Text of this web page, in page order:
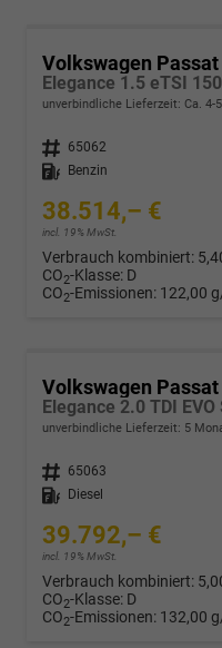
Volkswagen
Elegance 1.5 eTSI
unverbindliche Lieferzeit: Ca. 4-
Fahrzeugnr. 65062
Kraftstoff
Benzin
38.514,– €
incl. 19% MwSt.
Verbrauch kombiniert:
CO2-Klasse: D
CO2-Emissionen: 122,00
Volkswagen
unverbindliche Lieferzeit: 5
Fahrzeugnr. 65063
Kraftstoff
Diesel
39.792,– €
incl. 19% MwSt.
Verbrauch kombiniert:
CO2-Klasse: D
CO2-Emissionen: 132,00